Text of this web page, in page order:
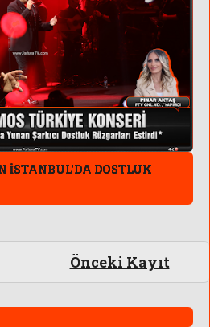
İSTANBUL'DA DOSTLUK
Önceki Kayıt